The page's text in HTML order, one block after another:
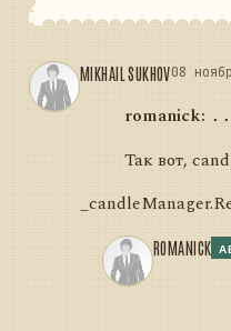
MIKHAIL SUKHOV08
romanick:
Так вот,
ROMANICK